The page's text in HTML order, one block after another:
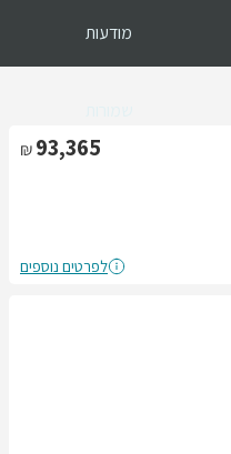
מודעות
93,365
לפרטים נוספים